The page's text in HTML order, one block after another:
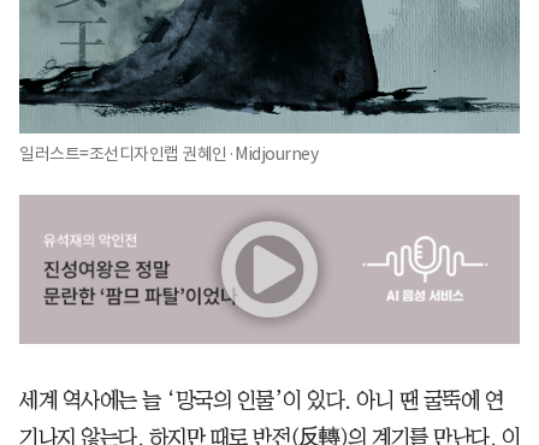
일러스트=조선디자인랩 권혜인·Midjourney
세계 역사에는 늘 ‘망국의 인물’이 있다. 아니 땐 굴뚝에 연
기나지 않는다. 하지만 때로 반전(反轉)의 계기를 만난다. 이